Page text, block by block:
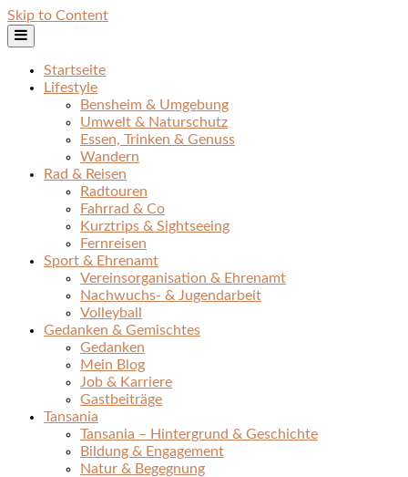
Skip to Content
Startseite
Lifestyle
Bensheim & Umgebung
Umwelt & Naturschutz
Essen, Trinken & Genuss
Wandern
Rad & Reisen
Radtouren
Fahrrad & Co
Kurztrips & Sightseeing
Fernreisen
Sport & Ehrenamt
Vereinsorganisation & Ehrenamt
Nachwuchs- & Jugendarbeit
Volleyball
Gedanken & Gemischtes
Gedanken
Mein Blog
Job & Karriere
Gastbeiträge
Tansania
Tansania – Hintergrund & Geschichte
Bildung & Engagement
Natur & Begegnung